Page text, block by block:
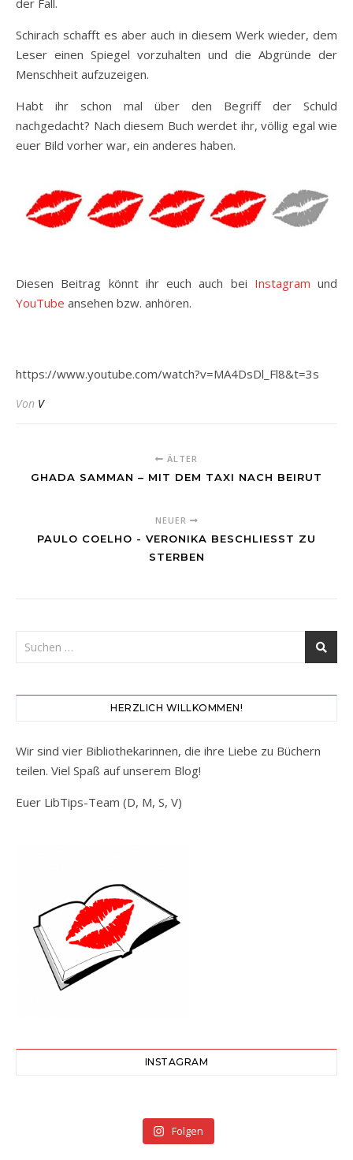
der Fall.
Schirach schafft es aber auch in diesem Werk wieder, dem
Leser einen Spiegel vorzuhalten und die Abgründe der
Menschheit aufzuzeigen.
Habt ihr schon mal über den Begriff der Schuld
nachgedacht? Nach diesem Buch werdet ihr, völlig egal wie
euer Bild vorher war, ein anderes haben.
Diesen Beitrag könnt ihr euch auch bei Instagram und
YouTube ansehen bzw. anhören.
https://www.youtube.com/watch?v=MA4DsDl_Fl8&t=3s
Von V
ÄLTER
GHADA SAMMAN – MIT DEM TAXI NACH BEIRUT
NEUER
PAULO COELHO - VERONIKA BESCHLIESST ZU S
TERBEN
HERZLICH WILLKOMMEN!
Wir sind vier Bibliothekarinnen, die ihre Liebe zu Büchern
teilen. Viel Spaß auf unserem Blog!
Euer LibTips-Team (D, M, S, V)
INSTAGRAM
Folgen